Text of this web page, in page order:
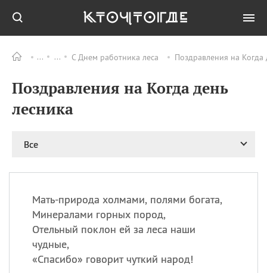
С Днем работника леса Поздравления на
Поздравления на Когда день
лесника
Все
Мать-природа холмами, полями богата,
Минералами горных пород,
Отельный поклон ей за леса наши
чудные,
«Спасибо» говорит чуткий народ!
ПРАЗДНИКИ Все
08.08 День «Счастье
случается» (Happiness
великомученика
покровителя всех
врачей и целителя
больных
Lovers Day)